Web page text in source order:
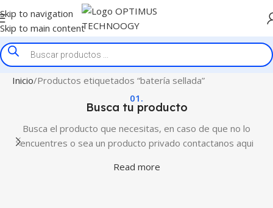
Skip to navigation
Skip to main content
Inicio Productos etiquetados “batería sellada”
01.
Busca tu producto
Busca el producto que necesitas, en caso de que no lo
encuentres o sea un producto privado contactanos aqui
Read more